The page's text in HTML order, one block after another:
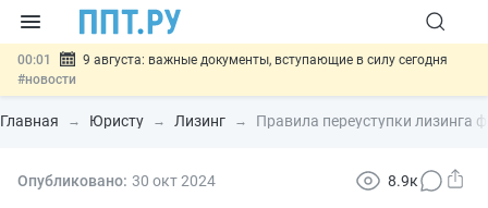
00:01
9 августа: важные документы, вступающие в силу сегодня
#новости
07.08 Подписан закон о блокировке продажи опасных товаров через
«Честный знак»#новости
07.08 Госпошлину за устранение ошибок в документах предлагают
Главная Юристу Лизинг Правила переуступки лизинга
Опубликовано: 30 окт2024 8.9к